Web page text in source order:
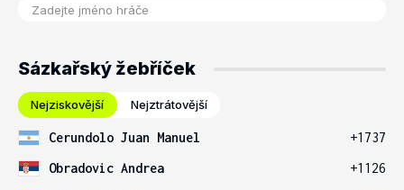
Sázkařský žebříček
Nejziskovější Nejztrátovější
Cerundolo Juan Manuel
+1737
Obradovic Andrea
+1126